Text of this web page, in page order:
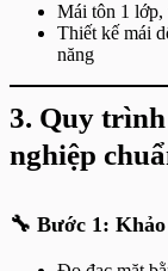
Mái tôn 1 lớp,
Thiết kế mái
năng
3. Quy
nghiệp
🔧 Bước 1: